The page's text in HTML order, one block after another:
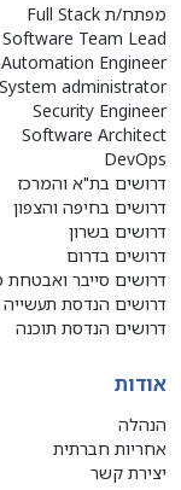
מפתח/ת Full Stack
Software Team Lead
Automation Engineer
System administrator
Security Engineer
Software Architect
DevOps
דרושים בת"א והמרכז
דרושים בחיפה והצפון
דרושים בשרון
דרושים בדרום
דרושים סייבר ואבטחת
דרושים הנדסת תעשייה
דרושים הנדסת תוכנה
אודות
הנהלה
אחריות חברתית
יצירת קשר